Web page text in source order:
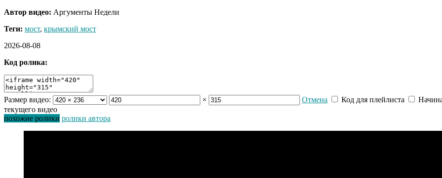
Автор видео: Аргументы Недели
Теги: мост, крымский мост
2026-08-08
Код ролика:
Размер видео: × Отмена Код для плейлиста
текущего видео
похожие ролики ролики автора